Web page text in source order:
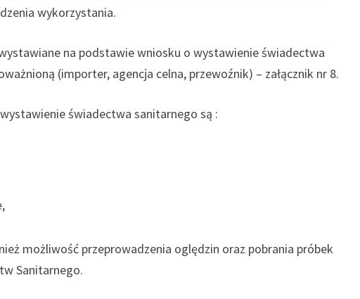
wykorzystania.
na podstawie wniosku o wystawienie świadectwa
(importer, agencja celna, przewoźnik) – załącznik nr 8.
świadectwa sanitarnego są :
możliwość przeprowadzenia oględzin oraz pobrania próbek
Sanitarnego.